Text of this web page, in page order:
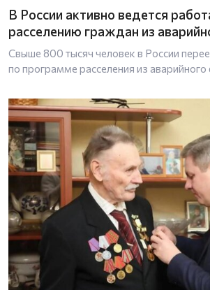
В России активно ведется
расселению граждан из
Свыше 800 тысяч человек в России
по программе расселения из